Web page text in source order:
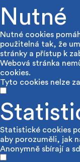
Nutné
Nutné cookies
použitelná tak, že
stránky a přístup k
Webová stránka
cookies.
Tyto cookies nelze
Statistické cookies
aby porozuměli, jak
Anonymně sbírají a